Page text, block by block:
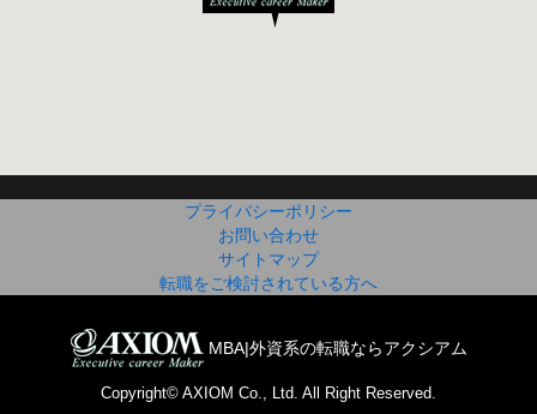
プライバシーポリシー
お問い合わせ
サイトマップ
転職をご検討されている方へ
MBA|外資系の転職ならアクシアム
Copyright© AXIOM Co., Ltd. All Right Reserved.